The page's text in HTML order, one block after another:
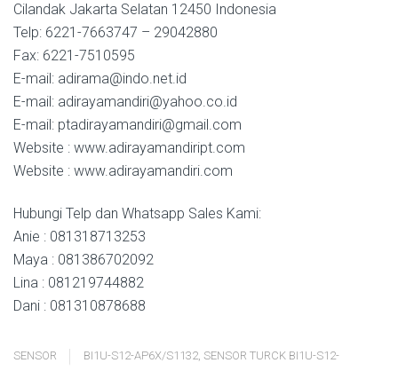
Cilandak Jakarta Selatan 12450 Indonesia
Telp: 6221-7663747 – 29042880
Fax: 6221-7510595
E-mail: adirama@indo.net.id
E-mail: adirayamandiri@yahoo.co.id
E-mail: ptadirayamandiri@gmail.com
Website : www.adirayamandiript.com
Website : www.adirayamandiri.com
Hubungi Telp dan Whatsapp Sales Kami:
Anie : 081318713253
Maya : 081386702092
Lina : 081219744882
Dani : 081310878688
SENSOR BI1U-S12-AP6X/S1132, SENSOR TURCK BI1U-S12-